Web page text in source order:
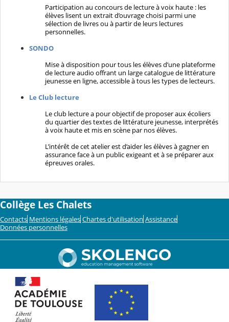
Participation au concours de lecture à voix haute : les
élèves lisent un extrait d’ouvrage choisi parmi une
sélection de livres ou à partir de leurs lectures
personnelles.
SONDO
Mise à disposition pour tous les élèves d’une plateforme
de lecture audio offrant un large catalogue de littérature
jeunesse en ligne, accessible à tous les types de lecteurs.
Le Club lecture
Le club lecture a pour objectif de proposer aux écoliers
du quartier des textes de littérature jeunesse, interprétés
à voix haute et mis en scène par nos élèves.
L’intérêt de cet atelier est d’aider les élèves à gagner en
assurance face à un public exigeant et à se préparer aux
épreuves orales.
Collège Les Chalets
Contacts Mentions légales Chartes d'utilisation Assistance
Données personnelles